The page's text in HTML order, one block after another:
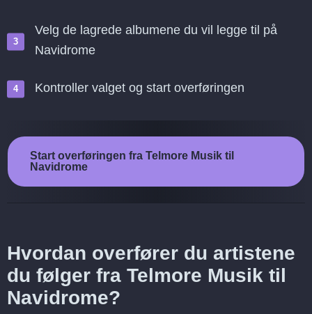
Velg de lagrede albumene du vil legge til på
Navidrome
Kontroller valget og start overføringen
Start overføringen fra Telmore Musik til
Navidrome
Hvordan overfører du artistene
du følger fra Telmore Musik til
Navidrome?